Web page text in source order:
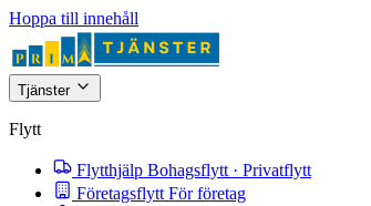
Hoppa till innehåll
Tjänster
Flytt
Flytthjälp Bohagsflytt · Privatflytt
Företagsflytt För företag